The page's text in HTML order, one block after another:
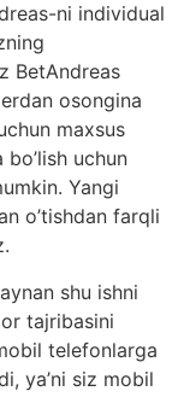
ni individual
BetAndreas
osongina
maxsus
uchun
Yangi
o’tishdan farqli
shu ishni
tajribasini
telefonlarga
ya’ni siz mobil